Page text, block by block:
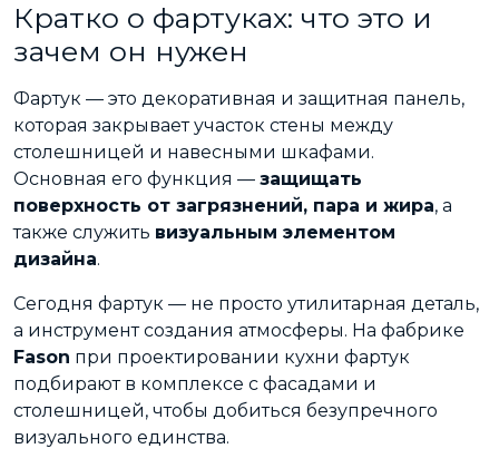
Кратко о фартуках: что это и
зачем он нужен
Фартук — это декоративная и защитная панель,
которая закрывает участок стены между
столешницей и навесными шкафами.
Основная его функция — защищать
поверхность от загрязнений, пара и жира, а
также служить визуальным элементом
дизайна.
Сегодня фартук — не просто утилитарная деталь,
а инструмент создания атмосферы. На фабрике
Fason при проектировании кухни фартук
подбирают в комплексе с фасадами и
столешницей, чтобы добиться безупречного
визуального единства.